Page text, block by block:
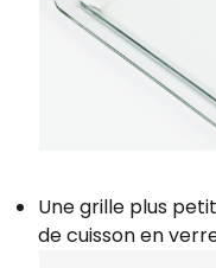
Une grille plus
de cuisson en